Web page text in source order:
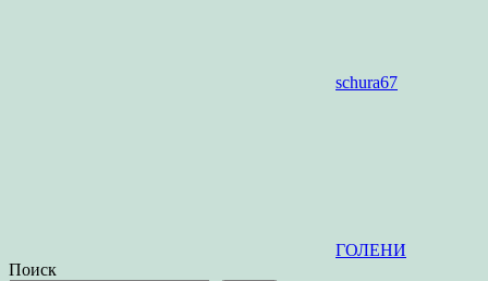
schura67
ГОЛЕНИ
Поиск